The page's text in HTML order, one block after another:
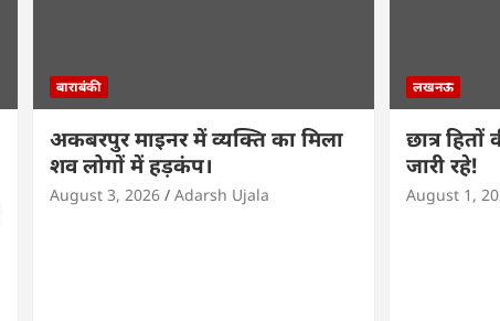
बाराबंकी
अकबरपुर माइनर में व्यक्ति का मिला
शव लोगों में हड़कंप।
August 3, 2026 Adarsh Ujala
लखनऊ
छात्र
जारी रहे!
August 1,